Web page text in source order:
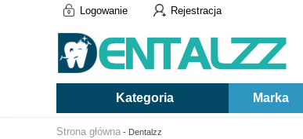
Logowanie Rejestracja
Kategoria Marka
Strona główna - Dentalzz